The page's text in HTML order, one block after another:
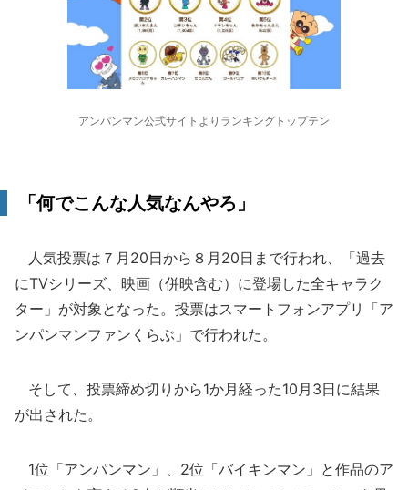
アンパンマン公式サイトよりランキングトップテン
「何でこんな人気なんやろ」
人気投票は７月20日から８月20日まで行われ、「過去
にTVシリーズ、映画（併映含む）に登場した全キャラク
ター」が対象となった。投票はスマートフォンアプリ「ア
ンパンマンファンくらぶ」で行われた。
そして、投票締め切りから1か月経った10月3日に結果
が出された。
1位「アンパンマン」、2位「バイキンマン」と作品のア